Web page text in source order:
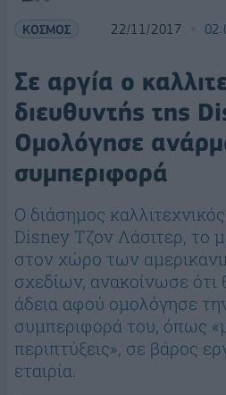
ΚΟΣΜΟΣ 22/11/2017
Σε αργία ο
διευθυντής της
Ομολόγησε
συμπεριφορά
Ο διάσημος
Disney Τζον Λάσιτερ, το
στον χώρο των
σχεδίων, ανακοίνωσε ότι
άδεια αφού ομολόγησε
συμπεριφορά του, όπως
περιπτύξεις», σε βάρος
εταιρία.